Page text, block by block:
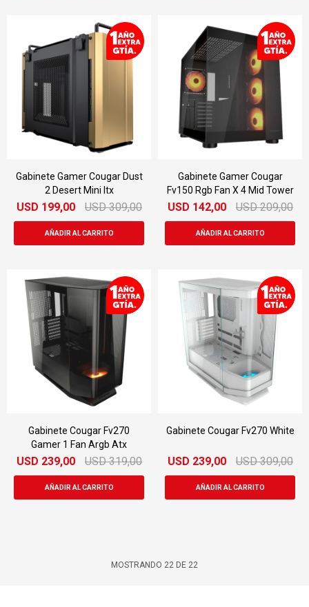
Gabinete Gamer Cougar Dust
2 Desert Mini Itx
USD 199,00 USD 309,00
Gabinete Gamer Cougar
Fv150 Rgb Fan X 4 Mid Tower
USD 142,00 USD 209,00
Gabinete Cougar Fv270
Gamer 1 Fan Argb Atx
USD 239,00 USD 319,00
Gabinete Cougar Fv270 White
USD 239,00 USD 309,00
MOSTRANDO 22 DE 22